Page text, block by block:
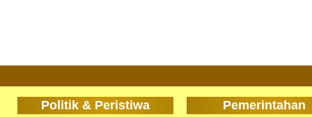
Politik & Peristiwa Pemerintahan